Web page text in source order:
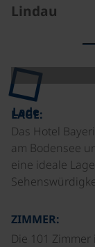
Lindau
Lade
LAGE:
Das Hotel
am Bodensee
eine ideale
ZIMMER:
Die 101